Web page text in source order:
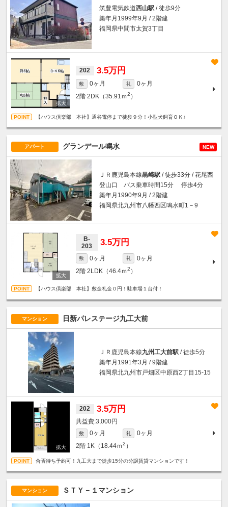
筑豊電気鉄道西山駅 / 徒歩9分
築年月1999年9月 / 2階建
福岡県中間市太賀3丁目
202 3.5万円
敷 0ヶ月 礼
0ヶ月
2階 2DK（35.91ｍ2 ）
【ハウス倶楽部 本社】通谷電停まで徒歩９分！小型犬飼育ＯＫ♪
アパート グランデール鳴水 NEW
ＪＲ鹿児島本線黒崎駅 / 徒歩33分 / 花尾西
登山口 バス乗車時間15分 停歩4分
築年月1990年9月 / 2階建
福岡県北九州市八幡西区鳴水町1－9
B-
203
3.5万円
敷 0ヶ月 礼
0ヶ月
2階 2LDK（46.4ｍ2 ）
【ハウス倶楽部 本社】敷金礼金０円！駐車場１台付！
マンション 日新パレステージ九工大前
ＪＲ鹿児島本線九州工大前駅 / 徒歩5分
築年月1991年3月 / 9階建
福岡県北九州市戸畑区中原西2丁目15-15
202 3.5万円
3,000円
敷 0ヶ月 礼
0ヶ月
2階 1K（18.44ｍ2 ）
合否待ち予約可！九工大まで徒歩15分の分譲賃貸マンションです！
マンション ＳＴＹ－１マンション